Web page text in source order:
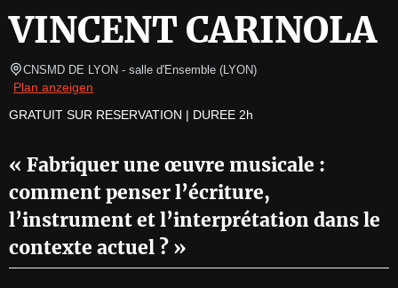
VINCENT CARINOLA
CNSMD DE LYON - salle d'Ensemble (LYON)
Plan anzeigen
GRATUIT SUR RESERVATION | DUREE 2h
« Fabriquer une œuvre musicale :
comment penser l’écriture,
l’instrument et l’interprétation dans le
contexte actuel ? »